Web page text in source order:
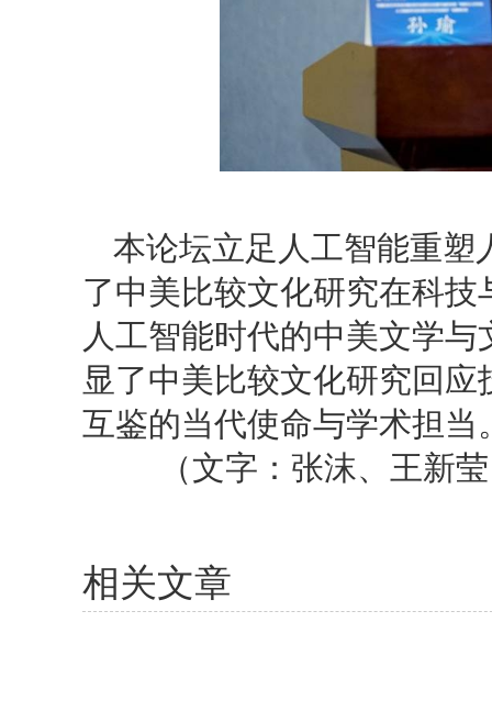
本论坛立足人工智能重塑
了中美比较文化研究在科
人工智能时代的中美文学
显了中美比较文化研究回
互鉴的当代使命与学术担当
（文字：张沫、王新
相关文章